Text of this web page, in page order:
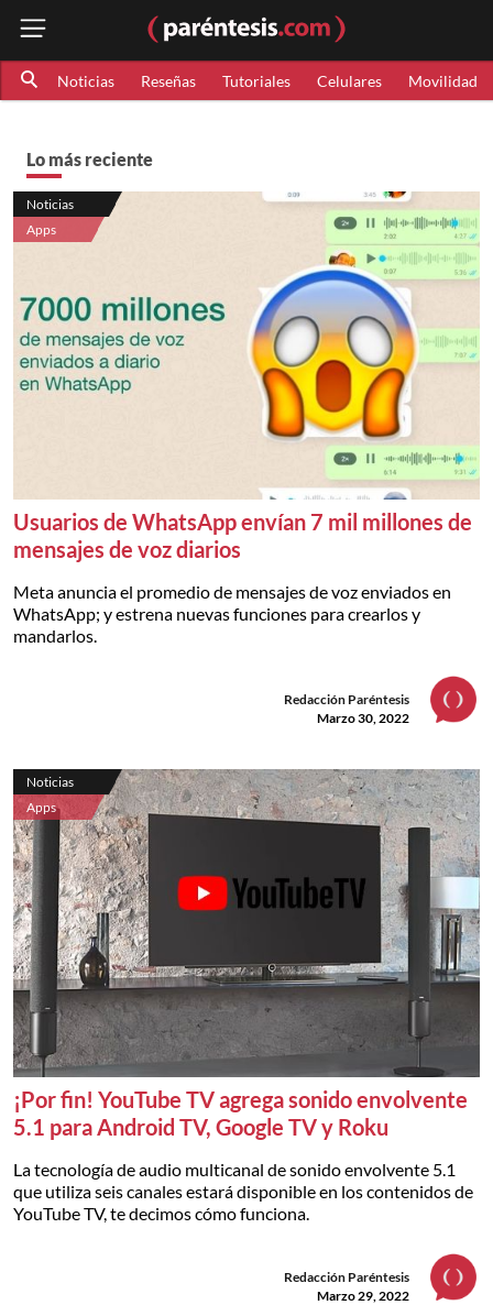
Noticias Reseñas Tutoriales Celulares Movilidad
Lo más reciente
Noticias
Apps
Usuarios de WhatsApp envían 7 mil millones de
mensajes de voz diarios
Meta anuncia el promedio de mensajes de voz enviados en
WhatsApp; y estrena nuevas funciones para crearlos y
mandarlos.
Redacción Paréntesis
Marzo 30, 2022
Noticias
Apps
¡Por fin! YouTube TV agrega sonido envolvente
5.1 para Android TV, Google TV y Roku
La tecnología de audio multicanal de sonido envolvente 5.1
que utiliza seis canales estará disponible en los contenidos de
YouTube TV, te decimos cómo funciona.
Redacción Paréntesis
Marzo 29, 2022